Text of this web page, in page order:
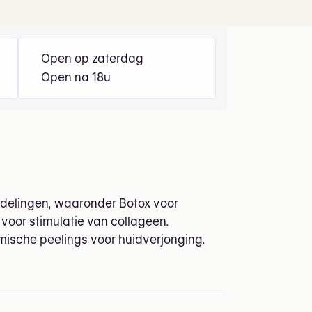
Open op zaterdag
Open na 18u
waaronder Botox voor
stimulatie van collageen.
peelings voor huidverjonging.